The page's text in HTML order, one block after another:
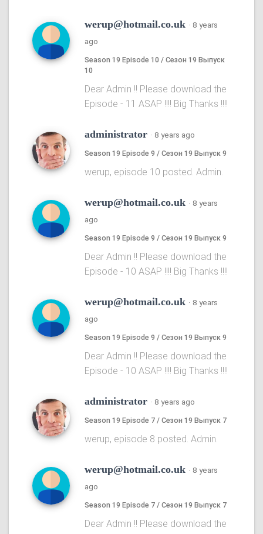
werup@hotmail.co.uk · 8 years
ago
Season 19 Episode 10 / Сезон 19 Выпуск
10
Dear Admin !! Please download the
Episode - 11 ASAP !!!! Big Thanks !!!!
administrator · 8 years ago
Season 19 Episode 9 / Сезон 19 Выпуск 9
werup, episode 10 posted. Admin.
werup@hotmail.co.uk · 8 years
ago
Season 19 Episode 9 / Сезон 19 Выпуск 9
Dear Admin !! Please download the
Episode - 10 ASAP !!!! Big Thanks !!!!
werup@hotmail.co.uk · 8 years
ago
Season 19 Episode 9 / Сезон 19 Выпуск 9
Dear Admin !! Please download the
Episode - 10 ASAP !!!! Big Thanks !!!!
administrator · 8 years ago
Season 19 Episode 7 / Сезон 19 Выпуск 7
werup, episode 8 posted. Admin.
werup@hotmail.co.uk · 8 years
ago
Season 19 Episode 7 / Сезон 19 Выпуск 7
Dear Admin !! Please download the